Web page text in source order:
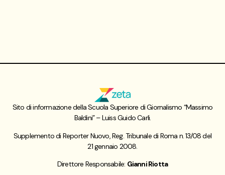
Sito di informazione della Scuola Superiore di Giornalismo “Massimo
Baldini” – Luiss Guido Carli.
Supplemento di Reporter Nuovo, Reg. Tribunale di Roma n. 13/08 del
21 gennaio 2008.
Direttore Responsabile: Gianni Riotta